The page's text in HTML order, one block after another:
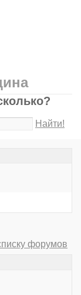
Найти!
форумов